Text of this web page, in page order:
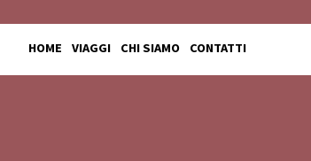
HOME VIAGGI CHI SIAMO CONTATTI